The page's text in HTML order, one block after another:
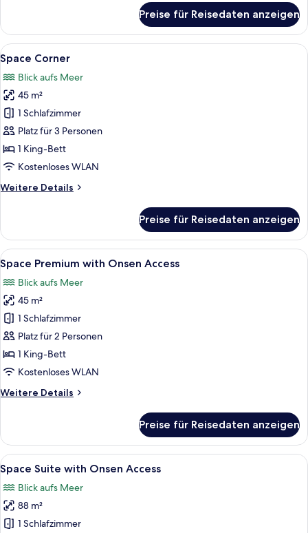
Premium
King
Preise für Reisedaten anzeigen
Alle
Fotos
für
Space
Corner
anzeigen
Ein modernes Hotelzimmer mit
7
Space Corner
Blick aufs Meer
45 m²
1 Schlafzimmer
Platz für 3 Personen
1 King-Bett
Kostenloses WLAN
Weitere Details
Weitere
Corner
Preise für Reisedaten anzeigen
Alle
Fotos
für
Space
Premium
with
Onsen
Access
Ein modernes Hotelzimmer mit
7
Space Premium with Onsen Access
Blick aufs Meer
45 m²
1 Schlafzimmer
Platz für 2 Personen
1 King-Bett
Kostenloses WLAN
Weitere Details
Weitere
Premium
with
Onsen
Access
Preise für Reisedaten anzeigen
Alle
Fotos
für
Space
Suite
Ein modernes Wohnzimmer mit
6
Space Suite with Onsen Access
Blick aufs Meer
88 m²
1 Schlafzimmer